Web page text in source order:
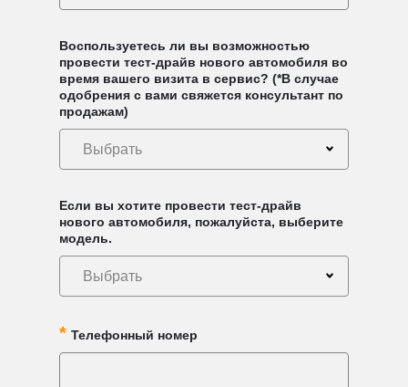
Воспользуетесь ли вы возможностью
провести тест-драйв нового автомобиля во
время вашего визита в сервис? (*В случае
одобрения с вами свяжется консультант по
продажам)
Выбрать
Если вы хотите провести тест-драйв
нового автомобиля, пожалуйста, выберите
модель.
Выбрать
Телефонный номер